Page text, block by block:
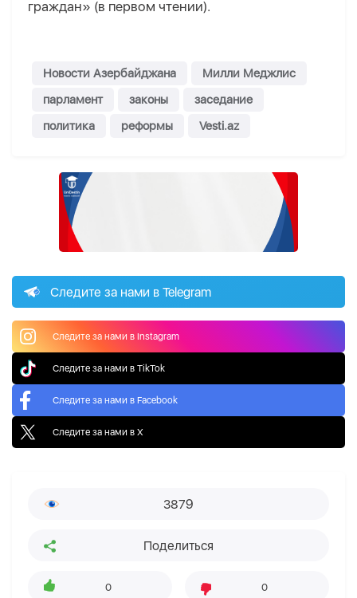
граждан» (в первом чтении).
Новости Азербайджана
Милли Меджлис
парламент
законы
заседание
политика
реформы Vesti.az
Следите за нами в Telegram
Следите за нами в Instagram
Следите за нами в TikTok
Следите за нами в Facebook
Следите за нами в X
3879
Поделиться
0 0